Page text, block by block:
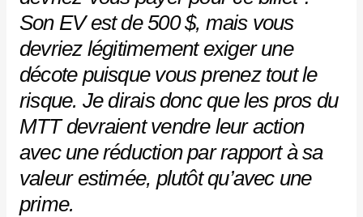
Son EV est de 500 $, mais vous
devriez légitimement exiger une
décote puisque vous prenez tout le
risque. Je dirais donc que les pros du
MTT devraient vendre leur action
avec une réduction par rapport à sa
valeur estimée, plutôt qu’avec une
prime.